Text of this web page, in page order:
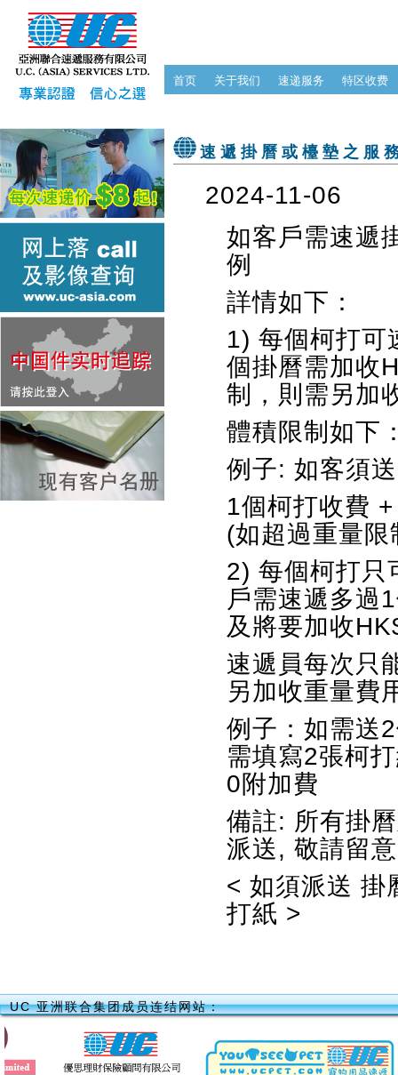
首页 关于我们 速递服务 特区收费
速遞掛曆或檯墊之服
2024-11-06
如客戶需速遞
例
詳情如下：
1) 每個柯打可
個掛曆需加收
制，則需另加
體積限制如下
例子: 如客須
1個柯打收費
(如超過重量限
2) 每個柯打只
戶需速遞多過
及將要加收
速遞員每次只
另加收重量費
例子：如需送
需填寫2張柯
0附加費
備註: 所有掛
派送, 敬請留
< 如須派送 掛
打紙 >
UC 亚洲联合集团成员连结网站：